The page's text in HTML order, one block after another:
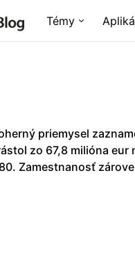
Témy
priemysel
zo 67,8 milióna
Zamestnanosť